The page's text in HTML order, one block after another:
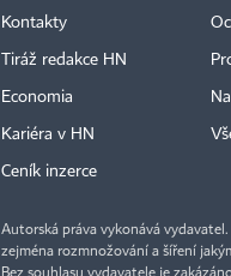
Kontakty
Tiráž redakce HN
Economia
Kariéra v HN
Ceník inzerce
Autorská práva vykonává
zejména rozmnožování a šíření